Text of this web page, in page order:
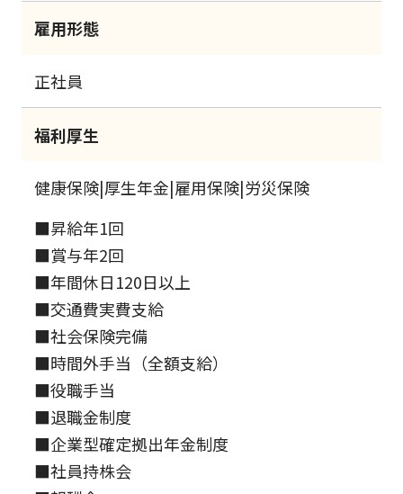
雇用形態
正社員
福利厚生
健康保険|厚生年金|雇用保険|労災保険
■昇給年1回
■賞与年2回
■年間休日120日以上
■交通費実費支給
■社会保険完備
■時間外手当（全額支給）
■役職手当
■退職金制度
■企業型確定拠出年金制度
■社員持株会